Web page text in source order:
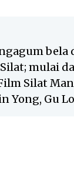
mulai
Silat
Yong, Gu